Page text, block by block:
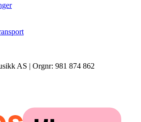
AS | Orgnr: 981 874 862